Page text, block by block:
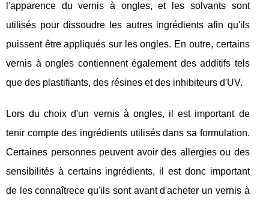
l'apparence du vernis à ongles, et les solvants sont
utilisés pour dissoudre les autres ingrédients afin qu'ils
puissent être appliqués sur les ongles. En outre, certains
vernis à ongles contiennent également des additifs tels
que des plastifiants, des résines et des inhibiteurs d'UV.
Lors du choix d'un vernis à ongles, il est important de
tenir compte des ingrédients utilisés dans sa formulation.
Certaines personnes peuvent avoir des allergies ou des
sensibilités à certains ingrédients, il est donc important
de les connaîtrece qu'ils sont avant d'acheter un vernis à